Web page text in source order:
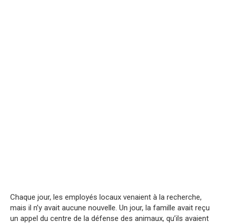
Chaque jour, les employés locaux venaient à la recherche,
mais il n’y avait aucune nouvelle. Un jour, la famille avait reçu
un appel du centre de la défense des animaux, qu’ils avaient